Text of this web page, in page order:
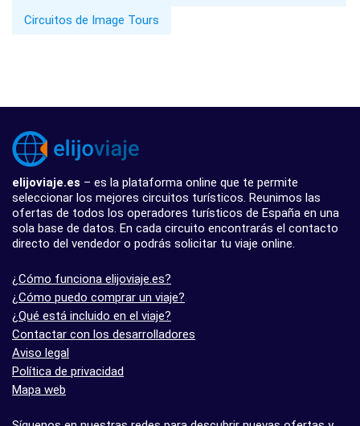
Circuitos de Image Tours
elijoviaje.es – es la plataforma online que te permite
seleccionar los mejores circuitos turísticos. Reunimos las
ofertas de todos los operadores turísticos de España en una
sola base de datos. En cada circuito encontrarás el contacto
directo del vendedor o podrás solicitar tu viaje online.
¿Cómo funciona elijoviaje.es?
¿Cómo puedo comprar un viaje?
¿Qué está incluido en el viaje?
Contactar con los desarrolladores
Aviso legal
Política de privacidad
Mapa web